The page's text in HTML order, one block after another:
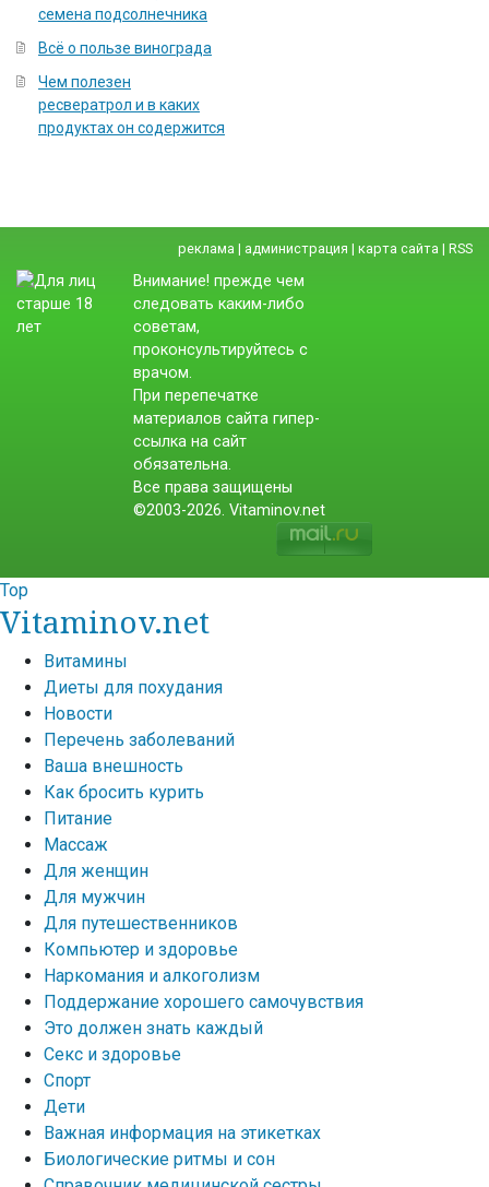
семена подсолнечника
Всё о пользе винограда
Чем полезен
ресвератрол и в каких
продуктах он содержится
реклама | администрация | карта сайта | RSS
Внимание! прежде чем
следовать каким-либо
советам,
проконсультируйтесь с
врачом.
При перепечатке
материалов сайта гипер-
ссылка на сайт
обязательна.
Все права защищены
©2003-2026. Vitaminov.net
Top
Vitaminov.net
Витамины
Диеты для похудания
Новости
Перечень заболеваний
Ваша внешность
Как бросить курить
Питание
Массаж
Для женщин
Для мужчин
Для путешественников
Компьютер и здоровье
Наркомания и алкоголизм
Поддержание хорошего самочувствия
Это должен знать каждый
Секс и здоровье
Спорт
Дети
Важная информация на этикетках
Биологические ритмы и сон